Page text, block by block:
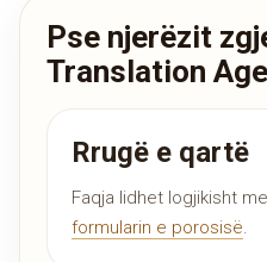
Pse njerëzit
Translation
Rrugë e qartë
Faqja lidhet logjikisht me
formularin e porosisë.